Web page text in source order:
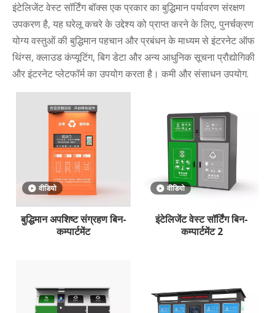
इंटेलिजेंट वेस्ट सॉर्टिंग बॉक्स एक प्रकार का बुद्धिमान पर्यावरण संरक्षण
उपकरण है, यह घरेलू कचरे के उद्देश्य को प्राप्त करने के लिए, पुनर्चक्रण
योग्य वस्तुओं की बुद्धिमान पहचान और प्रबंधन के माध्यम से इंटरनेट ऑफ
थिंग्स, क्लाउड कंप्यूटिंग, बिग डेटा और अन्य आधुनिक सूचना प्रौद्योगिकी
और इंटरनेट प्लेटफॉर्म का उपयोग करता है। कमी और संसाधन उपयोग.
वीडियो
बुद्धिमान अपशिष्ट संग्रहण बिन-
कम्पार्टमेंट
वीडियो
इंटेलिजेंट वेस्ट सॉर्टिंग बिन-
कम्पार्टमेंट 2